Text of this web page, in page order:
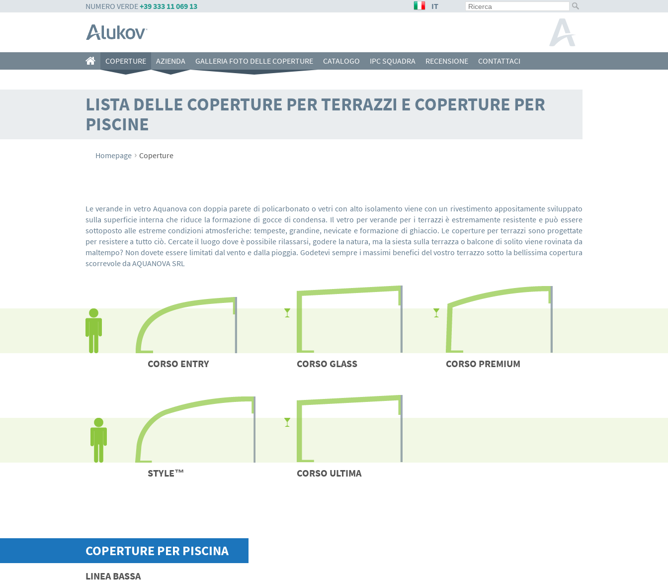
NUMERO VERDE+39 333 11 069 13 IT
COPERTURE AZIENDA GALLERIA FOTO DELLE COPERTURE CATALOGO IPC SQUADRA RECENSIONE CONTATTACI
LISTA DELLE COPERTURE PER TERRAZZI E COPERTURE PER
PISCINE
Homepage › Coperture
Le verande in vetro Aquanova con doppia parete di policarbonato o vetri con alto isolamento viene con un rivestimento appositamente sviluppato
sulla superficie interna che riduce la formazione di gocce di condensa. Il vetro per verande per i terrazzi è estremamente resistente e può essere
sottoposto alle estreme condizioni atmosferiche: tempeste, grandine, nevicate e formazione di ghiaccio. Le coperture per terrazzi sono progettate
per resistere a tutto ciò. Cercate il luogo dove è possibile rilassarsi, godere la natura, ma la siesta sulla terrazza o balcone di solito viene rovinata da
maltempo? Non dovete essere limitati dal vento e dalla pioggia. Godetevi sempre i massimi benefici del vostro terrazzo sotto la bellissima copertura
scorrevole da AQUANOVA SRL
CORSO ENTRY CORSO GLASS CORSO PREMIUM
STYLE™ CORSO ULTIMA
COPERTURE PER PISCINA
LINEA BASSA